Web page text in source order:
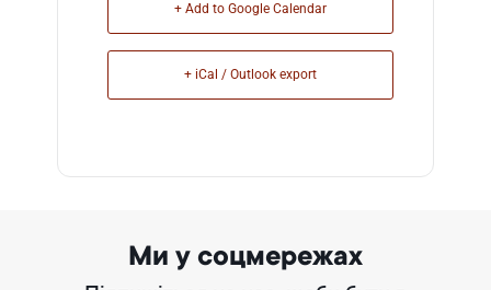
+ Add to Google Calendar
+ iCal / Outlook export
Ми у соцмережах